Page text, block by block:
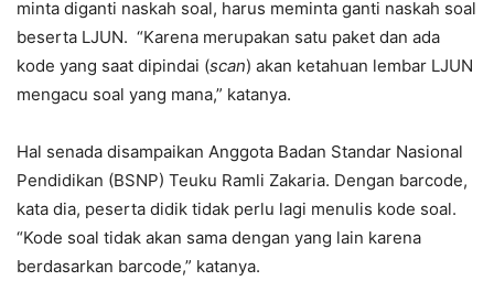
minta diganti naskah soal, harus meminta ganti naskah soal
beserta LJUN. “Karena merupakan satu paket dan ada
kode yang saat dipindai (scan) akan ketahuan lembar LJUN
mengacu soal yang mana,” katanya.
Hal senada disampaikan Anggota Badan Standar Nasional
Pendidikan (BSNP) Teuku Ramli Zakaria. Dengan barcode,
kata dia, peserta didik tidak perlu lagi menulis kode soal.
“Kode soal tidak akan sama dengan yang lain karena
berdasarkan barcode,” katanya.